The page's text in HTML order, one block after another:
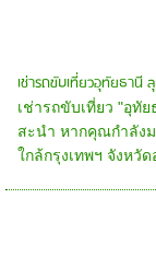
เช่ารถขับเที่ยวอุทัยธานี
เช่ารถขับเที่ยว "อุทั
สะนำ หากคุณกำลัง
ใกล้กรุงเทพฯ จังหวั